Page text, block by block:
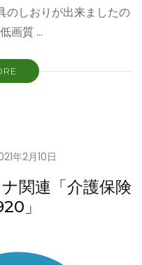
のしおりが出来ましたの
画質 …
年2月10日
関連「介護保険
」